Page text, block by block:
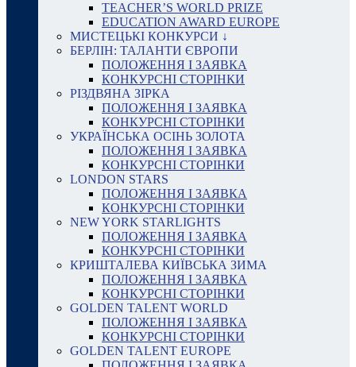
TEACHER’S WORLD PRIZE
EDUCATION AWARD EUROPE
МИСТЕЦЬКІ КОНКУРСИ ↓
БЕРЛІН: ТАЛАНТИ ЄВРОПИ
ПОЛОЖЕННЯ І ЗАЯВКА
КОНКУРСНІ СТОРІНКИ
РІЗДВЯНА ЗІРКА
ПОЛОЖЕННЯ І ЗАЯВКА
КОНКУРСНІ СТОРІНКИ
УКРАЇНСЬКА ОСІНЬ ЗОЛОТА
ПОЛОЖЕННЯ І ЗАЯВКА
КОНКУРСНІ СТОРІНКИ
LONDON STARS
ПОЛОЖЕННЯ І ЗАЯВКА
КОНКУРСНІ СТОРІНКИ
NEW YORK STARLIGHTS
ПОЛОЖЕННЯ І ЗАЯВКА
КОНКУРСНІ СТОРІНКИ
КРИШТАЛЕВА КИЇВСЬКА ЗИМА
ПОЛОЖЕННЯ І ЗАЯВКА
КОНКУРСНІ СТОРІНКИ
GOLDEN TALENT WORLD
ПОЛОЖЕННЯ І ЗАЯВКА
КОНКУРСНІ СТОРІНКИ
GOLDEN TALENT EUROPE